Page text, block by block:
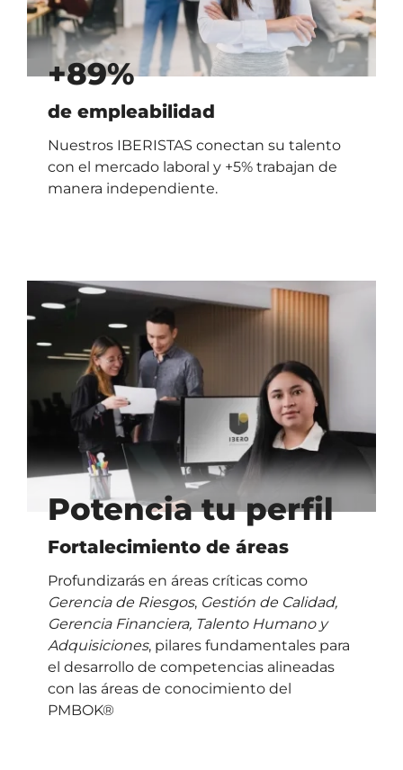
+89%
de empleabilidad
Nuestros IBERISTAS conectan su talento
con el mercado laboral y +5% trabajan de
manera independiente.
Potencia tu perfil
Fortalecimiento de áreas
Profundizarás en áreas críticas como
Gerencia de Riesgos, Gestión de Calidad,
Gerencia Financiera, Talento Humano y
Adquisiciones, pilares fundamentales para
el desarrollo de competencias alineadas
con las áreas de conocimiento del
PMBOK®